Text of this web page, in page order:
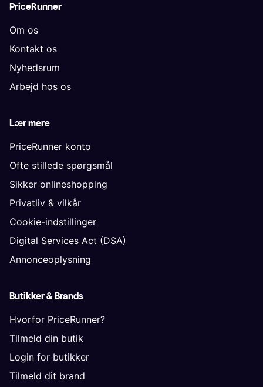
PriceRunner
Om os
Kontakt os
Nyhedsrum
Arbejd hos os
Lær mere
PriceRunner konto
Ofte stillede spørgsmål
Sikker onlineshopping
Privatliv & vilkår
Cookie-indstillinger
Digital Services Act (DSA)
Annonceoplysning
Butikker & Brands
Hvorfor PriceRunner?
Tilmeld din butik
Login for butikker
Tilmeld dit brand